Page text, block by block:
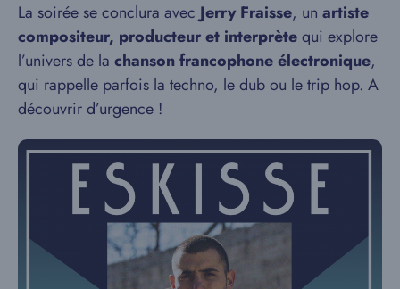
La soirée se conclura avecJerry Fraisse, un artiste
compositeur, producteur et interprètequi explore
l’univers de la chanson francophone électronique,
qui rappelle parfois la techno, le dub ou le trip hop. A
découvrir d’urgence !